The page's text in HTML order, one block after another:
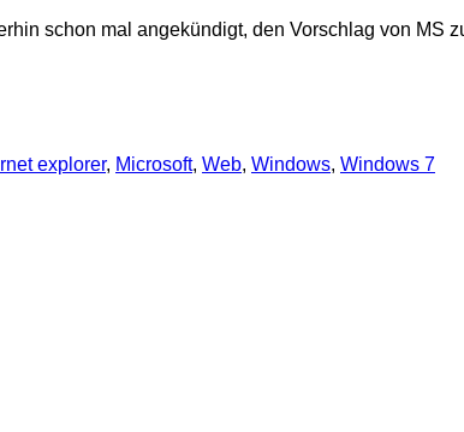
schon mal angekündigt, den Vorschlag von MS
explorer, Microsoft, Web, Windows, Windows 7